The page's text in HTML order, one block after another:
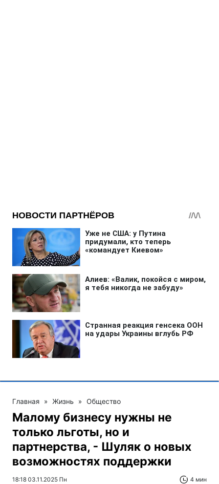
Главная » Жизнь » Общество
Малому бизнесу нужны не
только льготы, но и
партнерства, - Шуляк о новых
возможностях поддержки
18:18 03.11.2025 Пн 4 мин